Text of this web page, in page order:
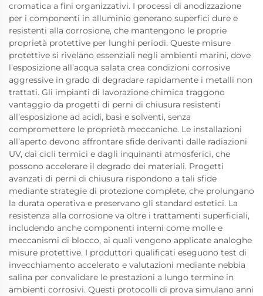
cromatica a fini organizzativi. I processi di anodizzazione
per i componenti in alluminio generano superfici dure e
resistenti alla corrosione, che mantengono le proprie
proprietà protettive per lunghi periodi. Queste misure
protettive si rivelano essenziali negli ambienti marini, dove
l’esposizione all’acqua salata crea condizioni corrosive
aggressive in grado di degradare rapidamente i metalli non
trattati. Gli impianti di lavorazione chimica traggono
vantaggio da progetti di perni di chiusura resistenti
all’esposizione ad acidi, basi e solventi, senza
compromettere le proprietà meccaniche. Le installazioni
all’aperto devono affrontare sfide derivanti dalle radiazioni
UV, dai cicli termici e dagli inquinanti atmosferici, che
possono accelerare il degrado dei materiali. Progetti
avanzati di perni di chiusura rispondono a tali sfide
mediante strategie di protezione complete, che prolungano
la durata operativa e preservano gli standard estetici. La
resistenza alla corrosione va oltre i trattamenti superficiali,
includendo anche componenti interni come molle e
meccanismi di blocco, ai quali vengono applicate analoghe
misure protettive. I produttori qualificati eseguono test di
invecchiamento accelerato e valutazioni mediante nebbia
salina per convalidare le prestazioni a lungo termine in
ambienti corrosivi. Questi protocolli di prova simulano anni